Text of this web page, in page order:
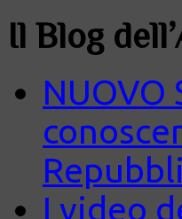
Il Blog
NUOVO
I video